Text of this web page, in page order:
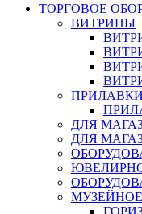
ТОРГОВОЕ
ВИТРИНЫ
ПРИЛАВКИ
ДЛЯ
ДЛЯ